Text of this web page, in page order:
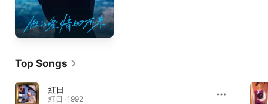
Top Songs
紅日
紅日 · 1992